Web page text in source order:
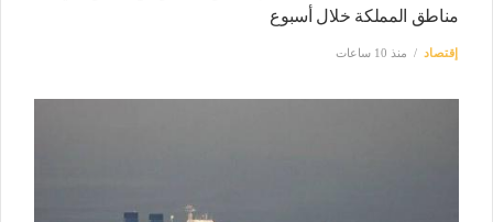
مناطق المملكة خلال أسبوع
إقتصاد منذ 10 ساعات